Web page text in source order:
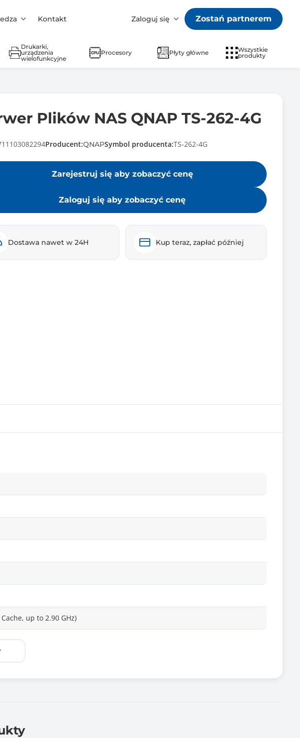
Kontakt Zaloguj się Zostań partnerem
Drukarki,
urządzenia
wielofunkcyjne
Procesory Płyty główne
Wszystkie
produkty
Plików NAS QNAP TS-262-4G
Producent:QNAPSymbol producenta:TS-262-4G
Zarejestruj się aby zobaczyć cenę
Zaloguj się aby zobaczyć cenę
Dostawa nawet w 24H Kup teraz, zapłać później
up to 2.90 GHz)